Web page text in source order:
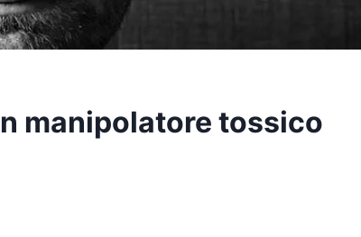
manipolatore tossico